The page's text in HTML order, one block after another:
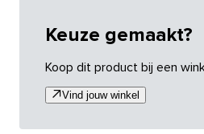
Keuze gemaakt?
Koop dit product bij een
Vind jouw winkel